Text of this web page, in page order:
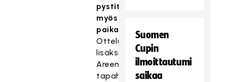
pystit
myös
paikalla
Otteluiden
lisäksi
Areenalla
tapahtuu
Suomen
Cupin
ilmoittautumi
saikaa